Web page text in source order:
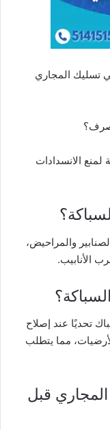
تسليك المجاري
أشهر إلى سنة لمنع الانسدادات
والمراحيض،
الأنابيب.
تحديًا عند إصلاح
مما يتطلب
قبل